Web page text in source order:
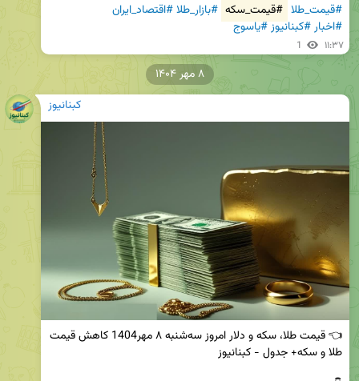
#قیمت_طلا #قیمت_سکه #بازار_طلا#اقتصاد_ایران
#اخبار#کبنانیوز#یاسوج
1 ۱۱:۳۷
کبنانیوز
۸ مهر ۱۴۰۴